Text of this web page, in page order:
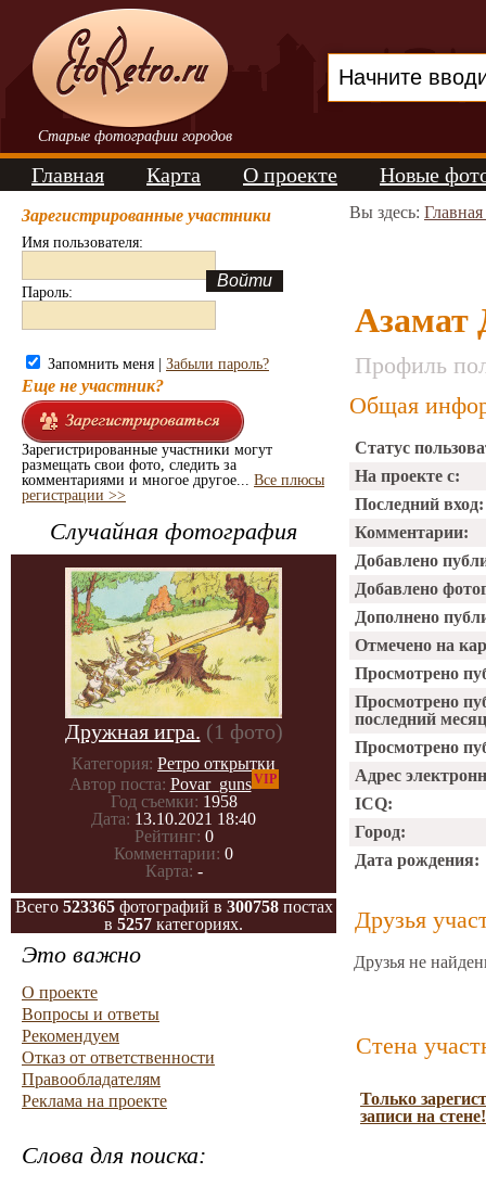
Старые фотографии городов
Главная Карта О проекте Новые
Зарегистрированные участники
Имя пользователя:
Пароль:
Запомнить меня | Забыли пароль?
Еще не участник?
Зарегистрированные участники могут
размещать свои фото, следить за
комментариями и многое другое... Все плюсы
регистрации >>
Случайная фотография
Дружная игра. (1 фото)
Категория: Ретро открытки
Автор поста: Povar_gunsVIP
Год съемки: 1958
Дата: 13.10.2021 18:40
Рейтинг: 0
Комментарии: 0
Карта: -
Всего 523365фотографий в 300758постах
в 5257 категориях.
Это важно
О проекте
Вопросы и ответы
Рекомендуем
Отказ от ответственности
Правообладателям
Реклама на проекте
Слова для поиска:
Вы здесь:
Азамат
Профиль
Общая
Статус
На проекте с:
Последний вход:
Комментарии:
Добавлено
Добавлено
Дополнено
Отмечено на
Просмотрено
Просмотрено
последний
Просмотрено
Адрес
ICQ:
Город:
Дата рождения:
Друзья
Друзья не
Стена
Только
записи на стене!